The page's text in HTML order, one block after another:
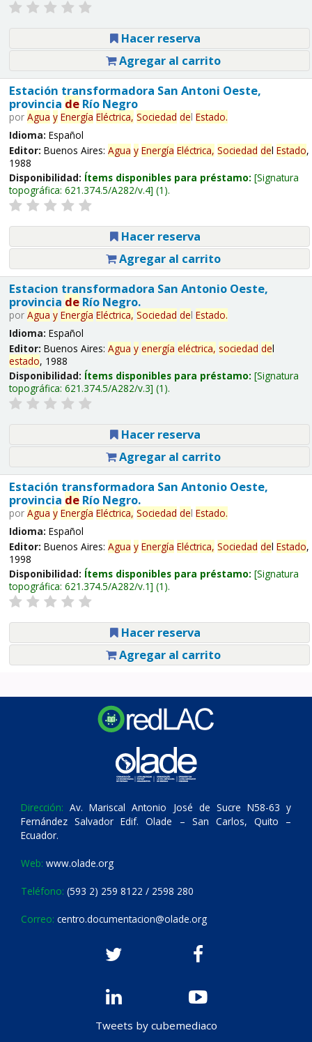
Hacer reserva
Agregar al carrito
Estación transformadora San Antoni Oeste,
provincia deRío Negro
por Agua y Energía Eléctrica, Sociedad del Estado.
Idioma: Español
Editor: Buenos Aires: Agua y Energía Eléctrica, Sociedad del Estado,
1988
Disponibilidad: Ítems disponibles para préstamo: Signatura
topográfica: 621.374.5/A282/v.4 (1).
Hacer reserva
Agregar al carrito
Estacion transformadora San Antonio Oeste,
provincia deRío Negro.
por Agua y Energía Eléctrica, Sociedad del Estado.
Idioma: Español
Editor: Buenos Aires: Agua y energía eléctrica, sociedad del
estado, 1988
Disponibilidad: Ítems disponibles para préstamo: Signatura
topográfica: 621.374.5/A282/v.3 (1).
Hacer reserva
Agregar al carrito
Estación transformadora San Antonio Oeste,
provincia deRío Negro.
por Agua y Energía Eléctrica, Sociedad del Estado.
Idioma: Español
Editor: Buenos Aires: Agua y Energía Eléctrica, Sociedad del Estado,
1998
Disponibilidad: Ítems disponibles para préstamo: Signatura
topográfica: 621.374.5/A282/v.1 (1).
Hacer reserva
Agregar al carrito
Dirección: Av. Mariscal Antonio José de Sucre N58-63 y
Fernández Salvador Edif. Olade – San Carlos, Quito –
Ecuador.
Web: www.olade.org
Teléfono: (593 2) 259 8122 / 2598 280
Correo: centro.documentacion@olade.org
Tweets by cubemediaco